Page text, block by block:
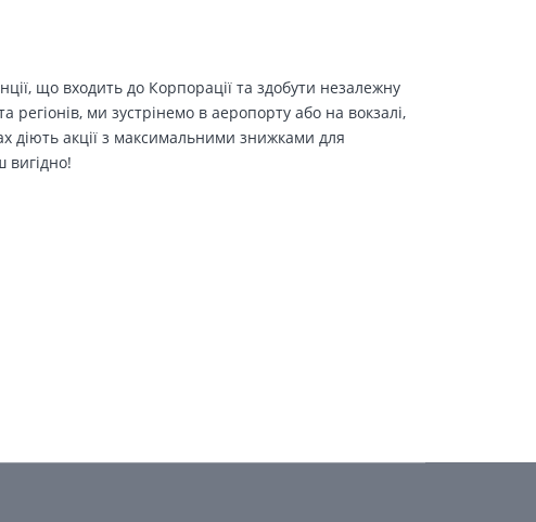
що входить до Корпорації та здобути незалежну
регіонів, ми зустрінемо в аеропорту або на вокзалі,
діють акції з максимальними знижками для
вигідно!